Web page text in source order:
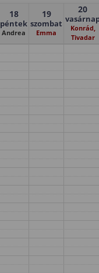
18
péntek
Andrea
19
szombat
Emma
20
Konrád,
Tivadar